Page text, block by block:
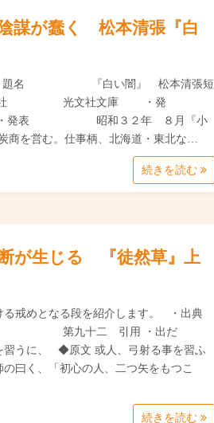
謀が蠢く 松本清張『白
・題名 『白い闇』 松本清張短
光文社 光文社文庫 ・発
発表 昭和３２年 ８月『小
を営む。仕事柄、北海道・東北な…
続きを読む
が生じる 『徒然草』上
戒めとなる段を紹介します。 ・出典
九十二 引用 ・出だ
、 ◆原文 或人、弓射る事を習ふ
曰く、「初心の人、二つ矢をもつこ
続きを読む